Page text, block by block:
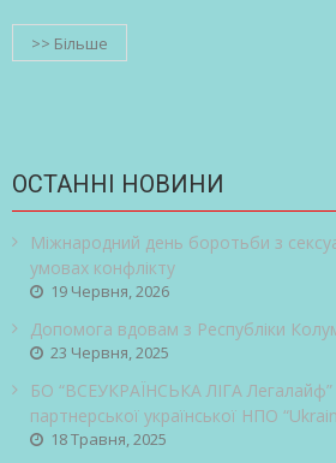
>> Більше
ОСТАННІ НОВИНИ
Міжнародний день боротьби з
умовах конфлікту
19 Червня, 2026
Допомога вдовам з Республіки
23 Червня, 2025
БО “ВСЕУКРАЇНСЬКА ЛІГА Легалайф”
партнерської української НПО
18 Травня, 2025